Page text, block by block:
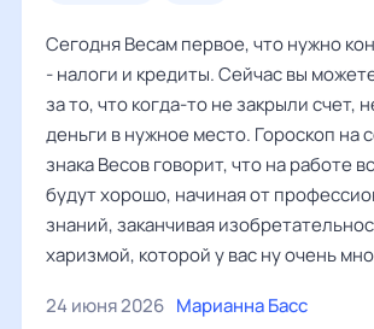
Сегодня Весам первое, что нужно
- налоги и кредиты. Сейчас вы
за то, что когда-то не закрыли счет,
деньги в нужное место. Гороскоп на
знака Весов говорит, что на работе
будут хорошо, начиная от
знаний, заканчивая
харизмой, которой у вас ну очень
24 июня 2026 Марианна Басс